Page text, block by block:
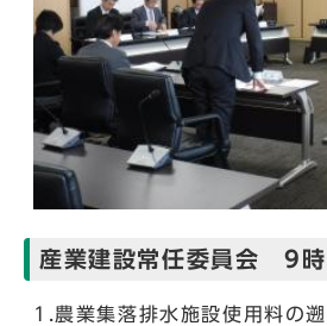
産業建設常任委員会 9時
1.農業集落排水施設使用料の